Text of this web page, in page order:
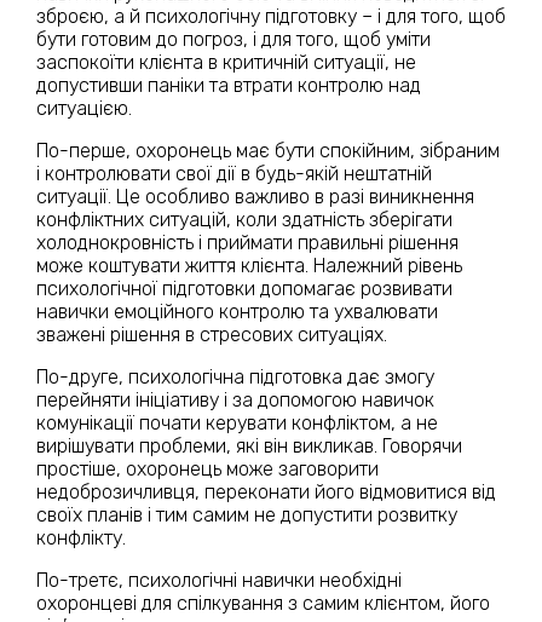
зброєю, а й психологічну підготовку – і для того, щоб
бути готовим до погроз, і для того, щоб уміти
заспокоїти клієнта в критичній ситуації, не
допустивши паніки та втрати контролю над
ситуацією.
По-перше, охоронець має бути спокійним, зібраним
і контролювати свої дії в будь-якій нештатній
ситуації. Це особливо важливо в разі виникнення
конфліктних ситуацій, коли здатність зберігати
холоднокровність і приймати правильні рішення
може коштувати життя клієнта. Належний рівень
психологічної підготовки допомагає розвивати
навички емоційного контролю та ухвалювати
зважені рішення в стресових ситуаціях.
По-друге, психологічна підготовка дає змогу
перейняти ініціативу і за допомогою навичок
комунікації почати керувати конфліктом, а не
вирішувати проблеми, які він викликав. Говорячи
простіше, охоронець може заговорити
недоброзичливця, переконати його відмовитися від
своїх планів і тим самим не допустити розвитку
конфлікту.
По-третє, психологічні навички необхідні
охоронцеві для спілкування з самим клієнтом, його